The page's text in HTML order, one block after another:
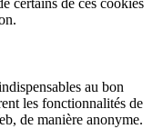
certains de ces cookies
au bon
les fonctionnalités de
de manière anonyme.